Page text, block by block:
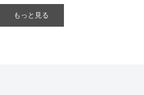
もっと見る